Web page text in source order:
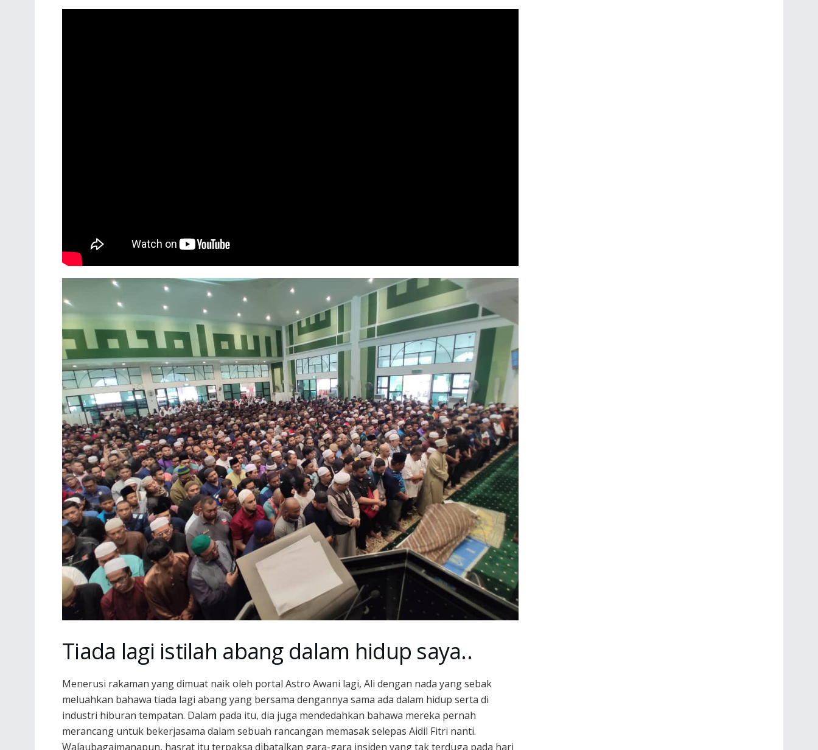
Tiada lagi istilah abang dalam hidup saya..
Menerusi rakaman yang dimuat naik oleh portal Astro Awani lagi, Ali dengan nada yang sebak
meluahkan bahawa tiada lagi abang yang bersama dengannya sama ada dalam hidup serta di
industri hiburan tempatan. Dalam pada itu, dia juga mendedahkan bahawa mereka pernah
merancang untuk bekerjasama dalam sebuah rancangan memasak selepas Aidil Fitri nanti.
Walaubagaimanapun, hasrat itu terpaksa dibatalkan gara-gara insiden yang tak terduga pada hari